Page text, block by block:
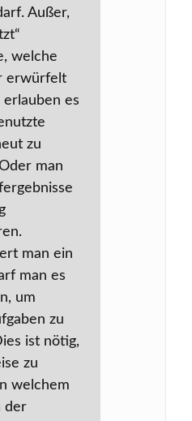
Außer,
welche
erwürfelt
erlauben es
zu
man
man ein
man es
um
zu
ist nötig,
zu
welchem
der